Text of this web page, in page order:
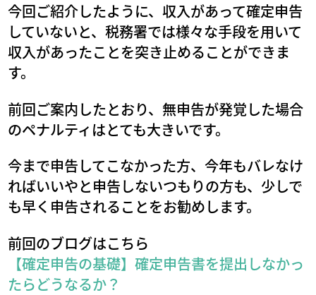
今回ご紹介したように、収入があって確定申告
していないと、税務署では様々な手段を用いて
収入があったことを突き止めることができま
す。
前回ご案内したとおり、無申告が発覚した場合
のペナルティはとても大きいです。
今まで申告してこなかった方、今年もバレなけ
ればいいやと申告しないつもりの方も、少しで
も早く申告されることをお勧めします。
前回のブログはこちら
【確定申告の基礎】確定申告書を提出しなかっ
たらどうなるか？